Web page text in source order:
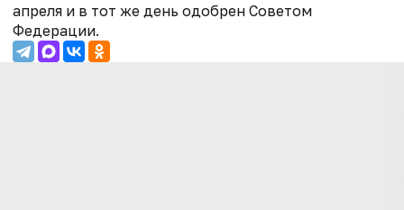
апреля и в тот же день одобрен Советом
Федерации.